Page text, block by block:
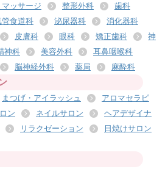
ッサージ 整形外科
歯科
管食道科 泌尿器科
消化器科
皮膚科 眼科 矯正歯科
神
神科 美容外科
耳鼻咽喉科
脳神経外科 薬局 麻酔科
まつげ・アイラッシュ
アロマセラピ
ン ネイルサロン
ヘアデザイナ
リラクゼーション
日焼けサロン